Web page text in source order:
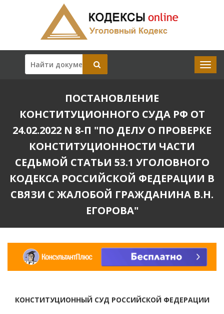
ПОСТАНОВЛЕНИЕ
КОНСТИТУЦИОННОГО СУДА РФ ОТ
24.02.2022 N 8-П "ПО ДЕЛУ О ПРОВЕРКЕ
КОНСТИТУЦИОННОСТИ ЧАСТИ
СЕДЬМОЙ СТАТЬИ 53.1 УГОЛОВНОГО
КОДЕКСА РОССИЙСКОЙ ФЕДЕРАЦИИ В
СВЯЗИ С ЖАЛОБОЙ ГРАЖДАНИНА В.Н.
ЕГОРОВА"
КОНСТИТУЦИОННЫЙ СУД РОССИЙСКОЙ ФЕДЕРАЦИИ